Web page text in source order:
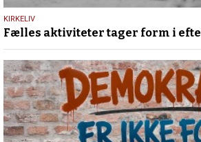
25.
maj
2026
KIRKELIV
Fælles aktiviteter tager form i